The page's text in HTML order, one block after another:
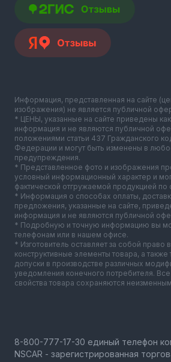
Информация, представленная на сайте
изображения) не является публичной
* ЦЕНЫ, указанные на сайте приведены
информация и не являются публичной
положениями статьи 437 Гражданского
Федерации и могут быть изменены в
предупреждения.
* Представленное фото и изображения
условный информационный характер и
фактической отгружаемой продукцией по
* Информация о способах оплаты,
предложения, указанные на сайте,
информация и не являются публичной
* Подробную и точную информацию вы
телефонам или в нашем офисе.
* Изготовитель оставляет за собой право
конструктивные элементы товара, а также
допуски в производстве различных
уведомления конечного потребителя.
свойства товара сохраняются
NSCAR - зарегистрированная